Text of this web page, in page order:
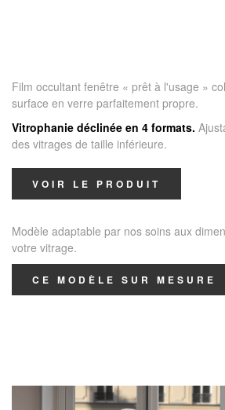
Film occultant fenêtre « prêt à l'usage »
surface en verre parfaitement propre.
Vitrophanie déclinée en 4 formats.
des vitrages de taille inférieure.
VOIR LE PRODUIT
Modèle adaptable par nos soins aux
votre vitrage.
CE MODÈLE SUR MESURE